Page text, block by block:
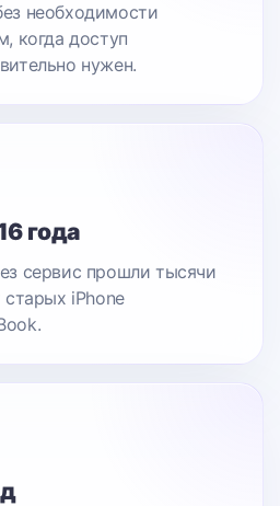
необходимости
когда доступ
нужен.
года
сервис прошли тысячи
iPhone